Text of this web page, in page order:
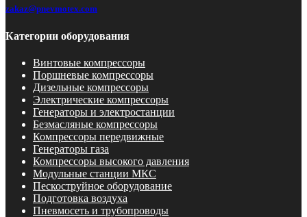
zakaz@pnevmotex.com
Категории оборудования
Винтовые компрессоры
Поршневые компрессоры
Дизельные компрессоры
Электрические компрессоры
Генераторы и электростанции
Безмасляные компрессоры
Компрессоры передвижные
Генераторы газа
Компрессоры высокого давления
Модульные станции МКС
Пескоструйное оборудование
Подготовка воздуха
Пневмосеть и трубопроводы